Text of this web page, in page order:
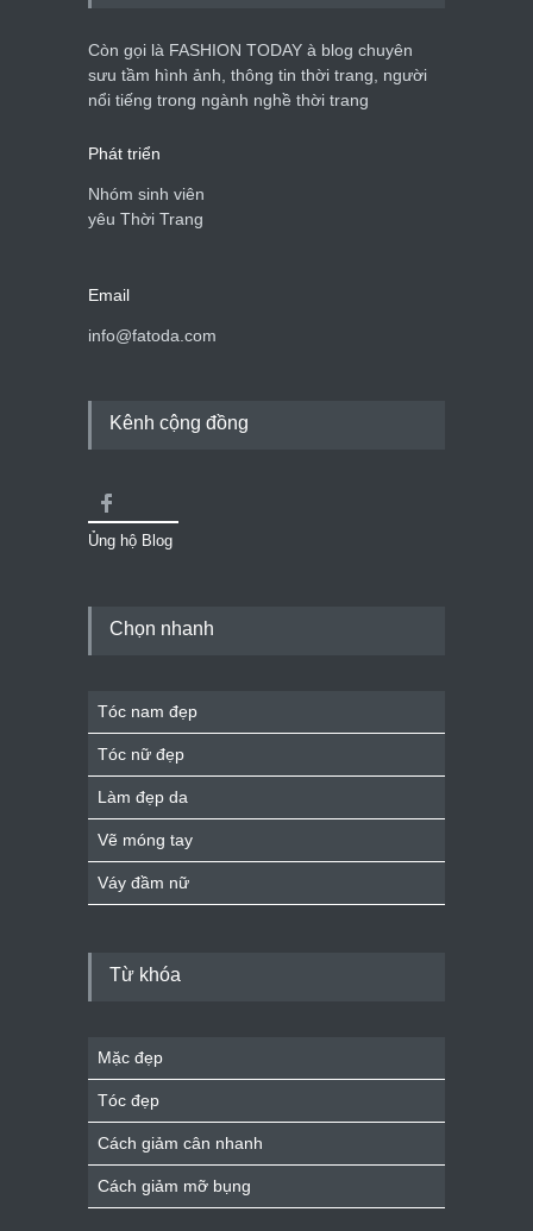
Mẫu áo khoác đẹp cho phụ
nữ 40+
Còn gọi là FASHION TODAY à blog chuyên
sưu tầm hình ảnh, thông tin thời trang, người
nổi tiếng trong ngành nghề thời trang
Phát triển
Nhóm sinh viên
yêu Thời Trang
Email
info@fatoda.com
Kênh cộng đồng
Ủng hộ Blog
Chọn nhanh
Tóc nam đẹp
Tóc nữ đẹp
Làm đẹp da
Vẽ móng tay
Váy đầm nữ
Từ khóa
Mặc đẹp
Tóc đẹp
Cách giảm cân nhanh
Cách giảm mỡ bụng